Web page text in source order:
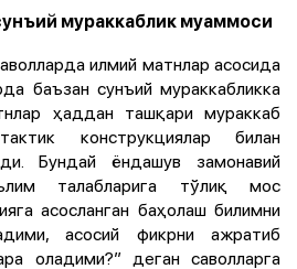
мураккаблик муаммоси
илмий матнлар асосида
баъзан сунъий мураккабликка
ҳаддан ташқари мураккаб
конструкциялар билан
Бундай ёндашув замонавий
талабларига тўлиқ мос
асосланган баҳолаш билимни
асосий фикрни ажратиб
оладими?” деган саволларга